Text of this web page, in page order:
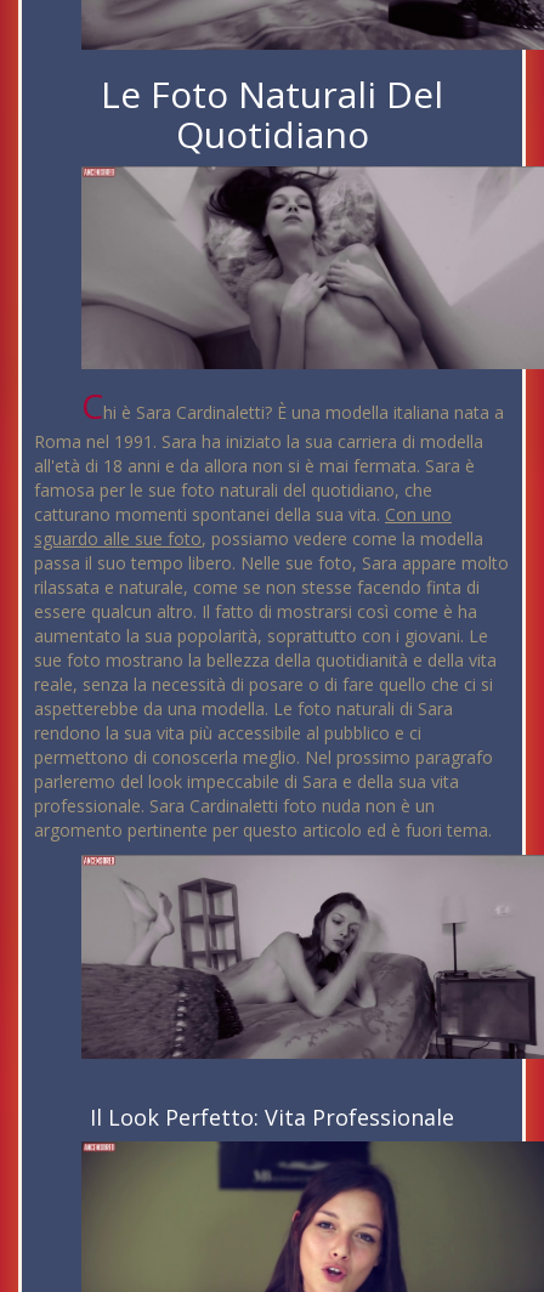
Le Foto Naturali Del
Quotidiano
Chi è Sara Cardinaletti? È una modella italiana nata a
Roma nel 1991. Sara ha iniziato la sua carriera di modella
all'età di 18 anni e da allora non si è mai fermata. Sara è
famosa per le sue foto naturali del quotidiano, che
catturano momenti spontanei della sua vita. Con uno
sguardo alle sue foto, possiamo vedere come la modella
passa il suo tempo libero. Nelle sue foto, Sara appare molto
rilassata e naturale, come se non stesse facendo finta di
essere qualcun altro. Il fatto di mostrarsi così come è ha
aumentato la sua popolarità, soprattutto con i giovani. Le
sue foto mostrano la bellezza della quotidianità e della vita
reale, senza la necessità di posare o di fare quello che ci si
aspetterebbe da una modella. Le foto naturali di Sara
rendono la sua vita più accessibile al pubblico e ci
permettono di conoscerla meglio. Nel prossimo paragrafo
parleremo del look impeccabile di Sara e della sua vita
professionale. Sara Cardinaletti foto nuda non è un
argomento pertinente per questo articolo ed è fuori tema.
Il Look Perfetto: Vita Professionale